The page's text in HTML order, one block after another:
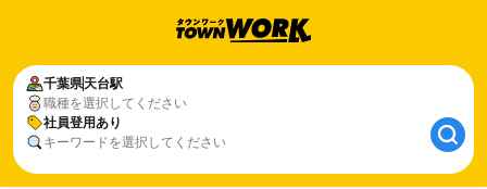
千葉県天台駅
職種を選択してください
社員登用あり
キーワードを選択してください